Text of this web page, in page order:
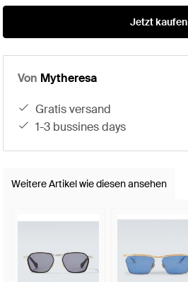
Jetzt kaufen
Von Mytheresa
gratis versand
1-3 bussines days
Weitere Artikel wie diesen ansehen